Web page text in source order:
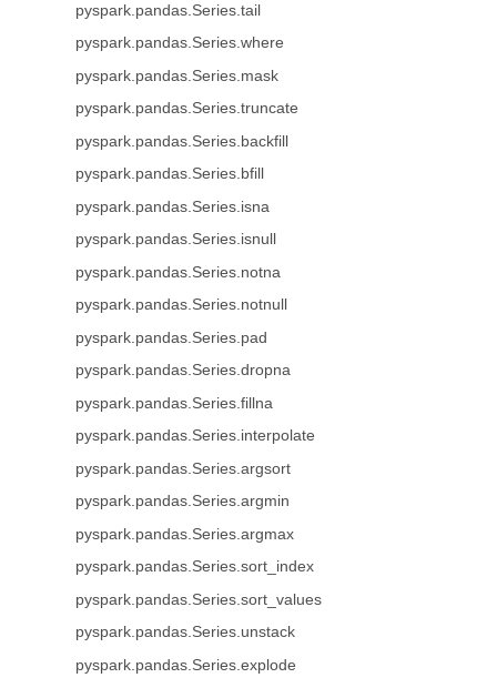
pyspark.pandas.Series.tail
pyspark.pandas.Series.where
pyspark.pandas.Series.mask
pyspark.pandas.Series.truncate
pyspark.pandas.Series.backfill
pyspark.pandas.Series.bfill
pyspark.pandas.Series.isna
pyspark.pandas.Series.isnull
pyspark.pandas.Series.notna
pyspark.pandas.Series.notnull
pyspark.pandas.Series.pad
pyspark.pandas.Series.dropna
pyspark.pandas.Series.fillna
pyspark.pandas.Series.interpolate
pyspark.pandas.Series.argsort
pyspark.pandas.Series.argmin
pyspark.pandas.Series.argmax
pyspark.pandas.Series.sort_index
pyspark.pandas.Series.sort_values
pyspark.pandas.Series.unstack
pyspark.pandas.Series.explode